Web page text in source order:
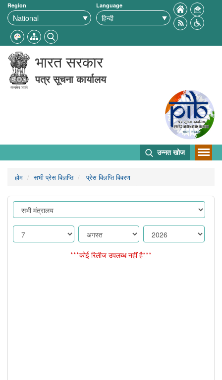
Region Language
भारत सरकार
पत्र सूचना कार्यालय
उन्नत खोज
होम सभी प्रेस विज्ञप्ति प्रेस विज्ञप्ति विवरण
***कोई रिलीज उपलब्ध नहीं है***